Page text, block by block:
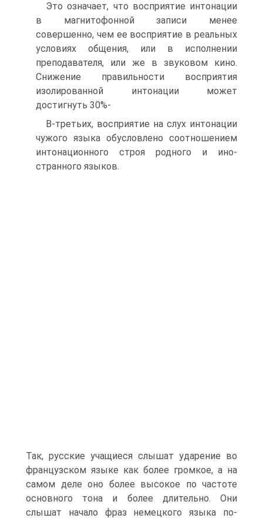
Это означает, что восприятие интонации
в магнитофонной записи менее
совершенно, чем ее восприятие в реальных
условиях общения, или в исполнении
преподавателя, или же в звуковом кино.
Снижение правильности восприятия
изолированной интонации может
достигнуть 30%-
В-третьих, восприятие на слух интонации
чужого языка обусловлено соотношением
интонационного строя родного и ино-
странного языков.
Так, русские учащиеся слышат ударение во
французском языке как более громкое, а на
самом деле оно более высокое по частоте
основного тона и более длительно. Они
слышат начало фраз немецкого языка по-